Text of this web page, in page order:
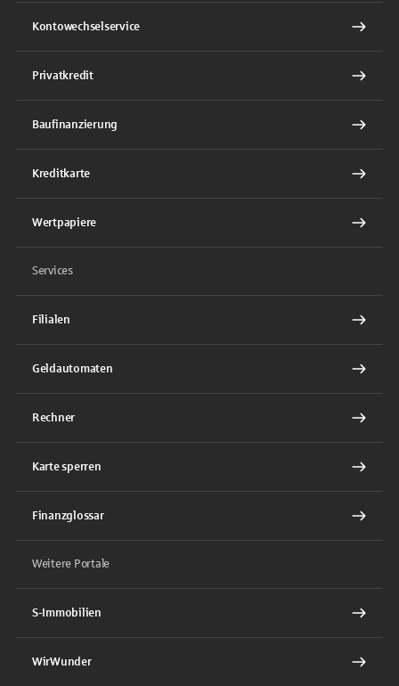
Kontowechselservice
Privatkredit
Baufinanzierung
Kreditkarte
Wertpapiere
Services
Filialen
Geldautomaten
Rechner
Karte sperren
Finanzglossar
Weitere Portale
S-Immobilien
WirWunder